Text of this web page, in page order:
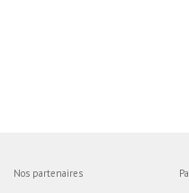
Nos partenaires